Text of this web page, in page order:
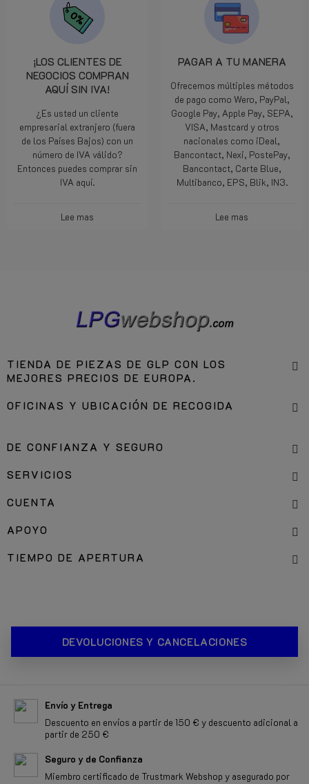
¡LOS CLIENTES DE
NEGOCIOS COMPRAN
AQUÍ SIN IVA!
¿Es usted un cliente
empresarial extranjero (fuera
de los Países Bajos) con un
número de IVA válido?
Entonces puedes comprar sin
IVA aquí.
Lee mas
PAGAR A TU MANERA
Ofrecemos múltiples métodos
de pago como Wero, PayPal,
Google Pay, Apple Pay, SEPA,
VISA, Mastcard y otros
nacionales como iDeal,
Bancontact, Nexi, PostePay,
Bancontact, Carte Blue,
Multibanco, EPS, Blik, IN3.
Lee mas
TIENDA DE PIEZAS DE GLP CON LOS
MEJORES PRECIOS DE EUROPA.
OFICINAS Y UBICACIÓN DE RECOGIDA
DE CONFIANZA Y SEGURO
SERVICIOS
CUENTA
APOYO
TIEMPO DE APERTURA
DEVOLUCIONES Y CANCELACIONES
Envío y Entrega
Descuento en envíos a partir de 150 € y descuento adicional a
partir de 250 €
Seguro y de Confianza
Miembro certificado de Trustmark Webshop y asegurado por